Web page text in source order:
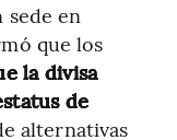
sede en
que los
la divisa
de
alternativas